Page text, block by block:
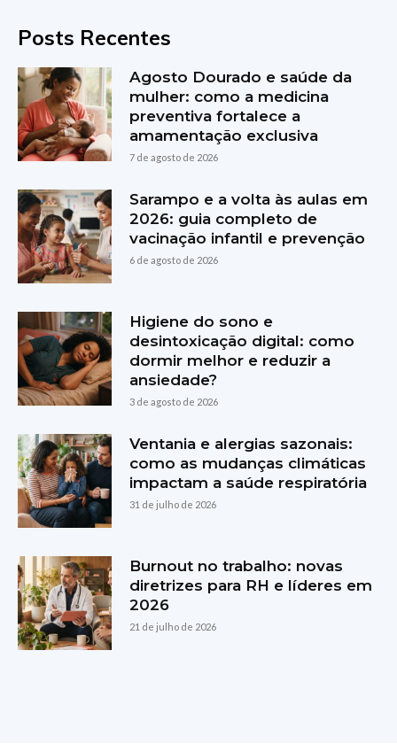
Posts Recentes
Agosto Dourado e saúde da
mulher: como a medicina
preventiva fortalece a
amamentação exclusiva
7 de agosto de 2026
Sarampo e a volta às aulas em
2026: guia completo de
vacinação infantil e prevenção
6 de agosto de 2026
Higiene do sono e
desintoxicação digital: como
dormir melhor e reduzir a
ansiedade?
3 de agosto de 2026
Ventania e alergias sazonais:
como as mudanças climáticas
impactam a saúde respiratória
31 de julho de 2026
Burnout no trabalho: novas
diretrizes para RH e líderes em
2026
21 de julho de 2026